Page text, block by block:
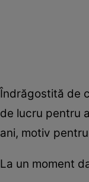
Îndrăgostită de
de lucru pentru
ani, motiv
La un moment